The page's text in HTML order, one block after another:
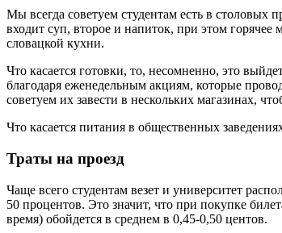
Мы всегда советуем студентам есть в столовых
входит суп, второе и напиток, при этом
словацкой кухни.
Что касается готовки, то, несомненно, это
благодаря еженедельным акциям, которые
советуем их завести в нескольких магазинах,
Что касается питания в общественных
Траты на проезд
Чаще всего студентам везет и университет
50 процентов. Это значит, что при покупке
время) обойдется в среднем в 0,45-0,50 центов.